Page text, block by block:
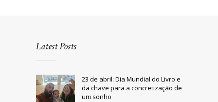
Latest Posts
23 de abril: Dia Mundial do Livro e
da chave para a concretização de
um sonho